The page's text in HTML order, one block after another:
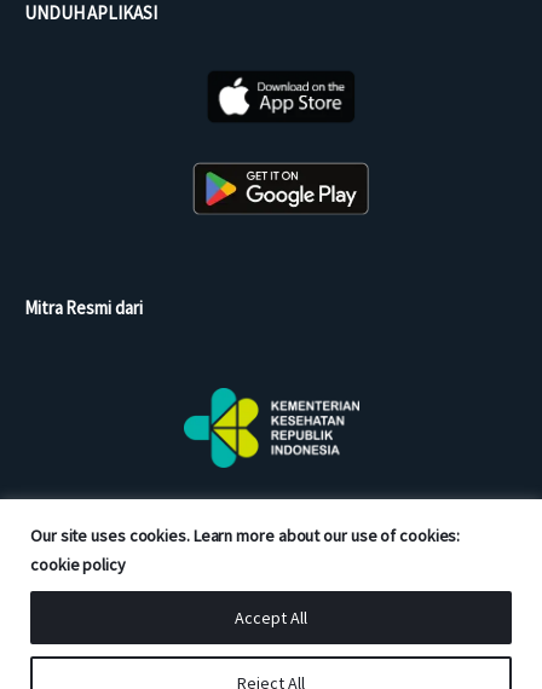
Our site uses cookies. Learn more about our use of cookies:
cookie policy
Reject All
Accept All
UNDUH APLIKASI
Mitra Resmi dari
Copyright © 2026 Good Doctor. All rights reserved.